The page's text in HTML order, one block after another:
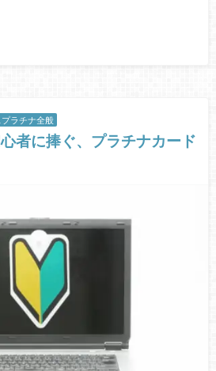
ラチナ全般
者に捧ぐ、プラチナカード